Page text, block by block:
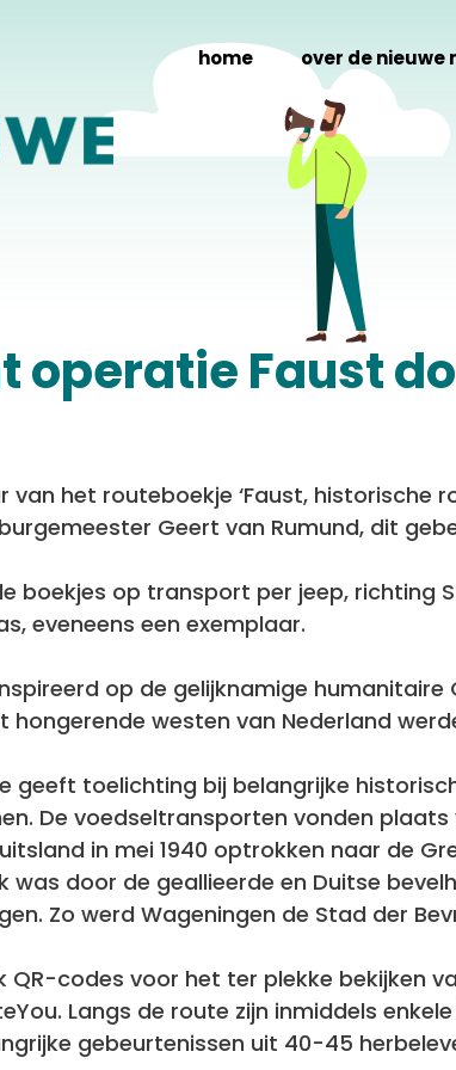
home over de nieuwe
operatie Faust
van het routeboekje ‘Faust,
Geert van Rumund, dit
boekjes op transport per jeep, richting
eveneens een exemplaar.
op de gelijknamige
hongerende westen van Nederland
geeft toelichting bij belangrijke
De voedseltransporten vonden
in mei 1940 optrokken naar de
was door de geallieerde en Duitse
Zo werd Wageningen de Stad der
QR-codes voor het ter plekke bekijken
Langs de route zijn inmiddels
gebeurtenissen uit 40-45